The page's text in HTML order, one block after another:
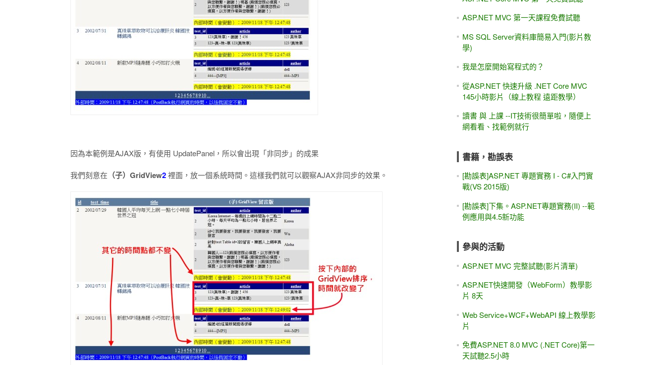
因為本範例是AJAX版，有使用 UpdatePanel，所以會出現「非同步」的成果
我們刻意在 （子）GridView2裡面，放一個系統時間。這樣我們就可以觀察AJAX非同步的效果。
ASP.NET MVC 第一天課程免費試聽
MS SQL Server資料庫簡易入門(影片教
學)
我是怎麼開始寫程式的？
從ASP.NET 快速升級 .NET Core MVC
145小時影片（線上教程 遠距教學）
讀書 與 上課 --IT技術很簡單啦，隨便上
網看看、找範例就行
書籍，勘誤表
[勘誤表]ASP.NET 專題實務 I - C#入門實
戰(VS 2015版)
[勘誤表]下集。ASP.NET專題實務(II) --範
例應用與4.5新功能
參與的活動
ASP.NET MVC 完整試聽(影片清單)
ASP.NET快速開發（WebForm）教學影
片 8天
Web Service+WCF+WebAPI 線上教學影
片
免費ASP.NET 8.0 MVC (.NET Core)第一
天試聽2.5小時